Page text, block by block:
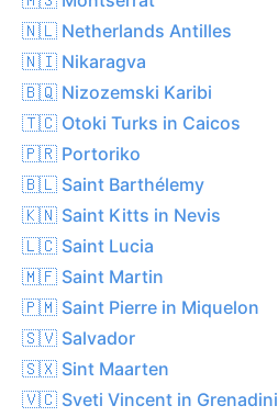
🇳🇱 Netherlands Antilles
🇳🇮 Nikaragva
🇧🇶 Nizozemski Karibi
🇹🇨 Otoki Turks in Caicos
🇵🇷 Portoriko
🇧🇱 Saint Barthélemy
🇰🇳 Saint Kitts in Nevis
🇱🇨 Saint Lucia
🇲🇫 Saint Martin
🇵🇲 Saint Pierre in Miquelon
🇸🇻 Salvador
🇸🇽 Sint Maarten
🇻🇨 Sveti Vincent in Grenadini